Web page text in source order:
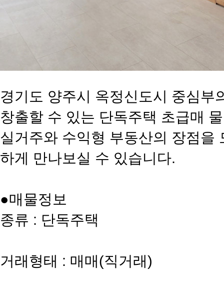
경기도 양주시 옥정신도시 중심부
창출할 수 있는 단독주택 초급매
실거주와 수익형 부동산의 장점을
하게 만나보실 수 있습니다.
●매물정보
종류 : 단독주택
거래형태 : 매매(직거래)